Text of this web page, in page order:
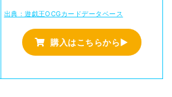
出典：遊戯王OCGカードデータベース
購入はこちらから▶